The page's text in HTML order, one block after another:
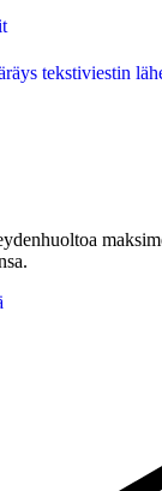
tekstiviestin